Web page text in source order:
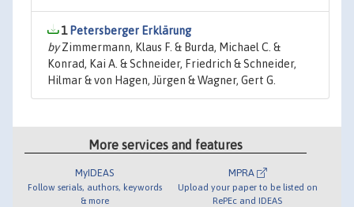
1 Petersberger Erklärung
byZimmermann, Klaus F. & Burda, Michael C. &
Konrad, Kai A. & Schneider, Friedrich & Schneider,
Hilmar & von Hagen, Jürgen & Wagner, Gert G.
More services and features
MyIDEAS
Follow serials, authors, keywords
& more
MPRA
Upload your paper to be listed on
RePEc and IDEAS